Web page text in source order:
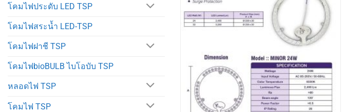
โคมไฟประดับ LED TSP
โคมไฟสระน้ำ LED-TSP
โคมไฟฝาชี TSP
โคมไฟbioBULB ไบโอบับ TSP
หลอดไฟ TSP
โคมไฟ TSP